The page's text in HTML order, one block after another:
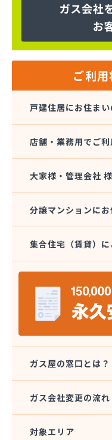
加地プロパン商会
嘉飯簡易ガス協業組
河口プロパン店
梶原商店
株式会社アイコー
株式会社アイコー
株式会社アイプロ
株式会社エコア 久
株式会社エコア
株式会社エコア
株式会社エコア
株式会社エコア 福
株式会社エコア 福
株式会社エスケーエ
株式会社エネサン
株式会社カネマサ
株式会社キハラ
株式会社ダイシンガ
株式会社タカミヤ
株式会社チクハン
ご利
戸建住居にお住ま
店舗・業務用でご
大家様・管理会社 様
分譲マンションに
集合住宅（賃貸）
ガス屋の窓口とは？
ガス会社変更の流れ
対象エリア